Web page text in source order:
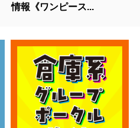
情報《ワンピース...